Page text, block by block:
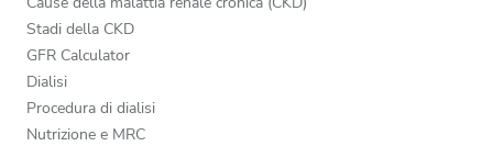
Stadi della CKD
GFR Calculator
Dialisi
Procedura di dialisi
Nutrizione e MRC